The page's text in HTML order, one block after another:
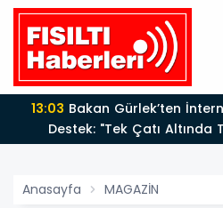
13:03
Destek: "Tek Çatı Altında
Düzenlemeye
Anasayfa MAGAZİN